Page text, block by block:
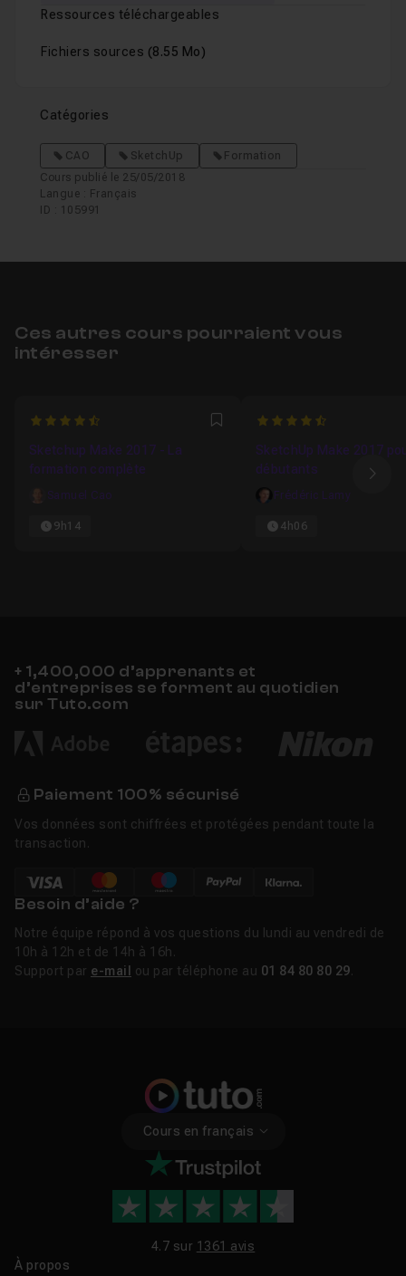
Ressources téléchargeables
Fichiers sources (8.55 Mo)
Catégories
CAO SketchUp
Formation
Cours publié le 25/05/2018
Langue : Français
ID : 105991
Ces autres cours pourraient vous
intéresser
4.5 Favori
Sketchup Make 2017 - La
formation complète
Samuel Cao
9h14
4.6923076923077
SketchUp Make 2017
débutants
Frédéric Lamy
4h06
+ 1,400,000 d’apprenants et
d’entreprises se forment au quotidien
sur Tuto.com
Paiement 100% sécurisé
Vos données sont chiffrées et protégées pendant toute la
transaction.
Besoin d’aide ?
Notre équipe répond à vos questions du lundi au vendredi de
10h à 12h et de 14h à 16h.
Support par e-mail ou par téléphone au 01 84 80 80 29
Cours en français
4.7 sur 1361 avis
À propos